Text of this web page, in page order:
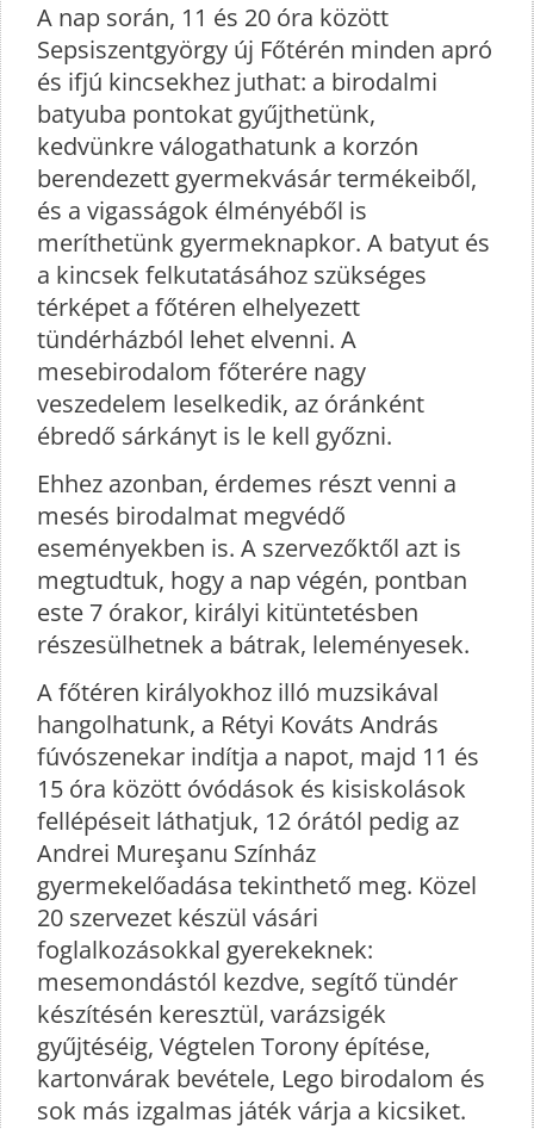
A nap során, 11 és 20 óra között
Sepsiszentgyörgy új Főtérén minden apró
és ifjú kincsekhez juthat: a birodalmi
batyuba pontokat gyűjthetünk,
kedvünkre válogathatunk a korzón
berendezett gyermekvásár termékeiből,
és a vigasságok élményéből is
meríthetünk gyermeknapkor. A batyut és
a kincsek felkutatásához szükséges
térképet a főtéren elhelyezett
tündérházból lehet elvenni. A
mesebirodalom főterére nagy
veszedelem leselkedik, az óránként
ébredő sárkányt is le kell győzni.
Ehhez azonban, érdemes részt venni a
mesés birodalmat megvédő
eseményekben is. A szervezőktől azt is
megtudtuk, hogy a nap végén, pontban
este 7 órakor, királyi kitüntetésben
részesülhetnek a bátrak, leleményesek.
A főtéren királyokhoz illó muzsikával
hangolhatunk, a Rétyi Kováts András
fúvószenekar indítja a napot, majd 11 és
15 óra között óvódások és kisiskolások
fellépéseit láthatjuk, 12 órától pedig az
Andrei Mureşanu Színház
gyermekelőadása tekinthető meg. Közel
20 szervezet készül vásári
foglalkozásokkal gyerekeknek:
mesemondástól kezdve, segítő tündér
készítésén keresztül, varázsigék
gyűjtéséig, Végtelen Torony építése,
kartonvárak bevétele, Lego birodalom és
sok más izgalmas játék várja a kicsiket.